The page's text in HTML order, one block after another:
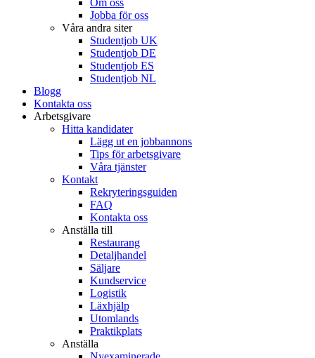
Om oss
Jobba för oss
Våra andra siter
Studentjob UK
Studentjob DE
Studentjob ES
Studentjob NL
Blogg
Kontakta oss
Arbetsgivare
Hitta kandidater
Lägg ut en jobbannons
Tips för arbetsgivare
Våra tjänster
Kontakt
Rekryteringsguiden
FAQ
Kontakta oss
Anställa till
Restaurang
Detaljhandel
Säljare
Kundservice
Logistik
Läxhjälp
Utomlands
Praktikplats
Anställa